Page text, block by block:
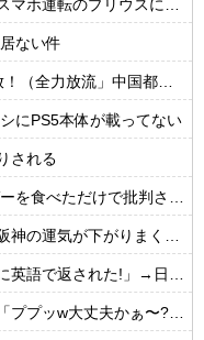
リウスに当て逃げされる車載。
ない件
鎖！」中国ダム「緊急放流に合わせて開門（土砂崩れ発生」→
にPS5本体が載ってない
される
食べただけで批判される
気が下がりまくるやろな
→日本人「まず発音を聞かせろ」
のせいで玉突き事故発生してますが」「え!?」